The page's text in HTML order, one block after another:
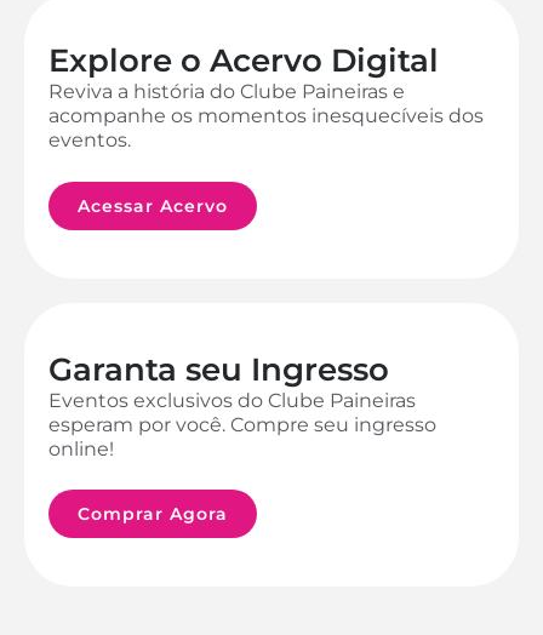
Explore o Acervo Digital
Reviva a história do Clube Paineiras e
acompanhe os momentos inesquecíveis dos
eventos.
Acessar Acervo
Garanta seu Ingresso
Eventos exclusivos do Clube Paineiras
esperam por você. Compre seu ingresso
online!
Comprar Agora